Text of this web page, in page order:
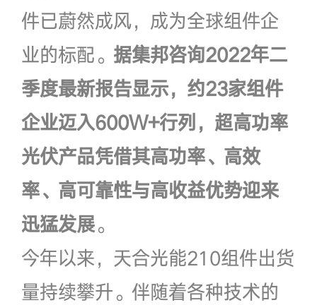
件已蔚然成风，成为全球组件企
业的标配。 据集邦咨询2022年二
季度最新报告显示，约23家组件
企业迈入600W+行列，超高功率
光伏产品凭借其高功率、高效
率、高可靠性与高收益优势迎来
迅猛发展。
今年以来，天合光能210组件出货
量持续攀升。伴随着各种技术的